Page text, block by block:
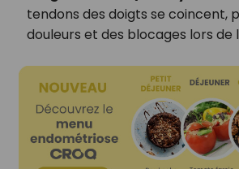
tendons des doigts se coincent,
douleurs et des blocages lors de